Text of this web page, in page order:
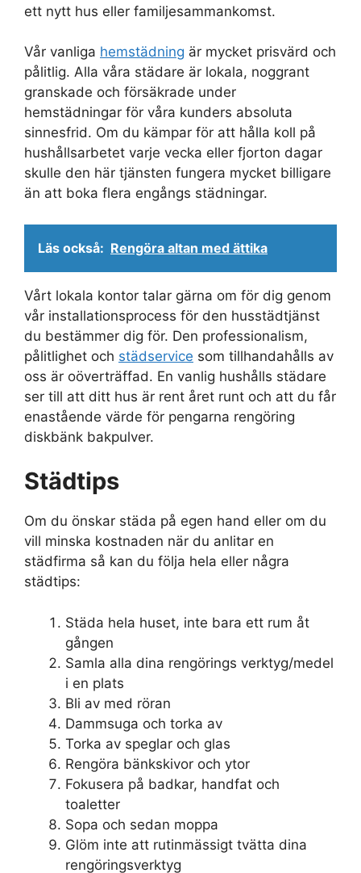
ett nytt hus eller familjesammankomst.
Vår vanliga hemstädning är mycket prisvärd och
pålitlig. Alla våra städare är lokala, noggrant
granskade och försäkrade under
hemstädningar för våra kunders absoluta
sinnesfrid. Om du kämpar för att hålla koll på
hushållsarbetet varje vecka eller fjorton dagar
skulle den här tjänsten fungera mycket billigare
än att boka flera engångs städningar.
Läs också: Rengöra altan med ättika
Vårt lokala kontor talar gärna om för dig genom
vår installationsprocess för den husstädtjänst
du bestämmer dig för. Den professionalism,
pålitlighet och städservice som tillhandahålls av
oss är oöverträffad. En vanlig hushålls städare
ser till att ditt hus är rent året runt och att du får
enastående värde för pengarna rengöring
diskbänk bakpulver.
Städtips
Om du önskar städa på egen hand eller om du
vill minska kostnaden när du anlitar en
städfirma så kan du följa hela eller några
städtips:
Städa hela huset, inte bara ett rum åt
gången
Samla alla dina rengörings verktyg/medel
i en plats
Bli av med röran
Dammsuga och torka av
Torka av speglar och glas
Rengöra bänkskivor och ytor
Fokusera på badkar, handfat och
toaletter
Sopa och sedan moppa
Glöm inte att rutinmässigt tvätta dina
rengöringsverktyg